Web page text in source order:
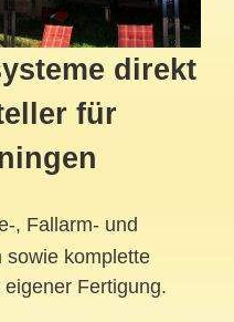
direkt
für
, Fallarm- und
sowie komplette
Fertigung.